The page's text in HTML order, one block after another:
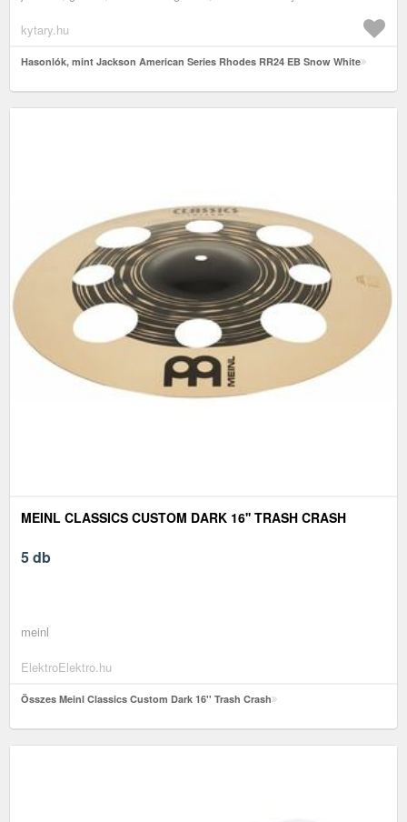
kytary.hu
Hasonlók, mint Jackson American Series Rhodes RR24 EB Snow White
MEINL CLASSICS CUSTOM DARK 16'' TRASH CRASH
5 db
meinl
ElektroElektro.hu
Összes Meinl Classics Custom Dark 16'' Trash Crash